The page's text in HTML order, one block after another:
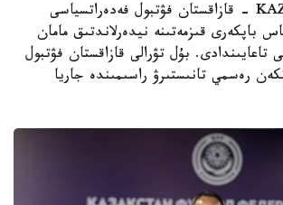
استانا. KAZINFORM - قازاقستان فۋتبول فەدەراتسياسى
باپكەرى قىزمەتىنە نيدەرلاندتىق مامان
بۇل تۋرالى قازاقستان فۋتبول
رەسمي تانىستىرۋ راسىمىندە جاريا